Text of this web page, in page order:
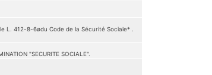
L. 412-8-6ødu Code de la Sécurité Sociale* .
"SECURITE SOCIALE".